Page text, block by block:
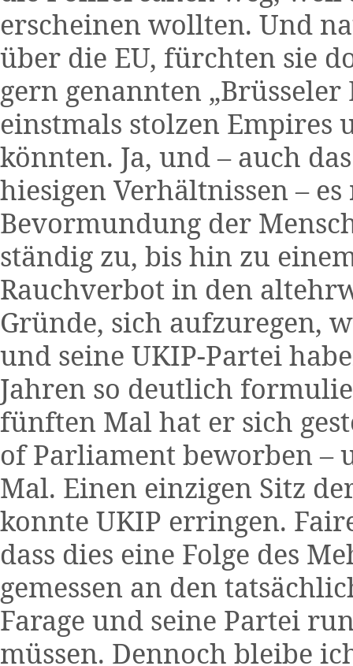
erscheinen wollten. Und
über die EU, fürchten sie
gern genannten
einstmals stolzen
könnten. Ja, und – auch
hiesigen Verhältnissen –
Bevormundung der
ständig zu, bis hin zu
Rauchverbot in den
Gründe, sich aufzuregen,
und seine UKIP-Partei
Jahren so deutlich
fünften Mal hat er sich
of Parliament beworben –
Mal. Einen einzigen Sitz
konnte UKIP erringen.
dass dies eine Folge des
gemessen an den
Farage und seine Partei
müssen. Dennoch bleibe